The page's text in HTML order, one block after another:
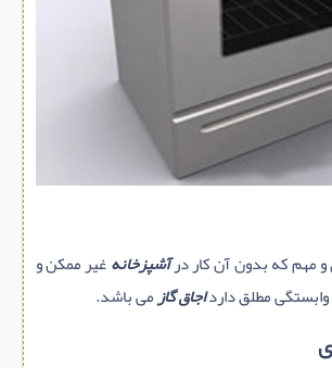
و مهم که بدون آن کار درآشپزخانهغیر ممکن و
مطلق دارداجاق گازمی باشد.